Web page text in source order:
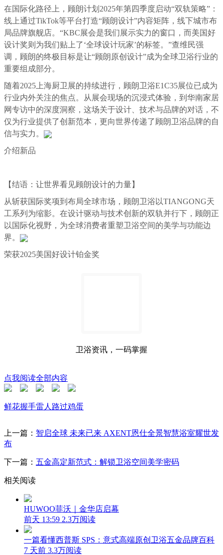
在国际化路径上，顾朗计划2025年第四季度启动“双轨策略”：
线上通过TikTok等平台打造“顾朗设计”内容矩阵，线下城市布
局品牌旗舰店。“KBC展会是我们展示实力的窗口，而美国好
设计奖则为我们贴上了‘全球设计玩家’的标签。”查维民强
调，顾朗的终极目标是让“顾朗原创 设计”成为全球卫浴行业的
重要组成部分。
随着2025上海厨卫展的持续进行，顾朗卫浴E1C35展位已成为
行业内外关注的焦点。从展会现场的沉浸式体验，到华南家居
网专访中的深度洞察，这场关于设计、技术与品牌的对话，不
仅为行业提供了创新范本，更向世界传递了 顾朗卫浴品牌的自
信与实力。
介绍新品
【结语：让世界看见顾朗设计的力量】
从斩获国际奖项到布局全球市场，顾朗卫浴以TIANGONG天
工系列为缩影。 在设计驱动与技术创新的双轨并行下 ， 顾朗正
以国际化视野 ， 为全球消费者重塑卫浴空间的美学与功能边
界。
荣获2025美国好设计铂金奖
卫浴资讯，一码掌握
点我阅读全部内容
鲜花握手雷人 路过鸡蛋
上一篇： 智启全球 未来已来 AXENT恩仕全景智慧浴室耀世发
布
下一篇： 五金高定新范式：解锁卫浴空间美学密码
相关阅读
HUWOO菲沃｜金华店启幕
前天 13:59 2.3万阅读
一篇看懂西普斯 SPS：意式高端原创卫浴五金品牌百科
7 天前 3.3万阅读